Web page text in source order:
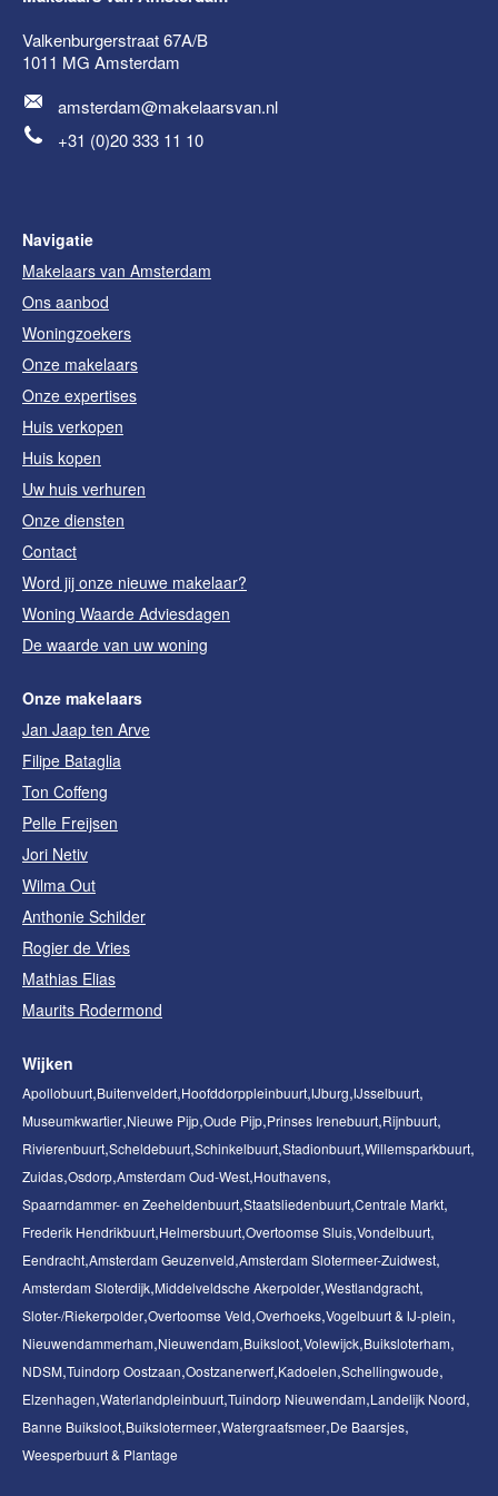
Valkenburgerstraat 67A/B
1011 MG Amsterdam
amsterdam@makelaarsvan.nl
+31 (0)20 333 11 10
Navigatie
Makelaars van Amsterdam
Ons aanbod
Woningzoekers
Onze makelaars
Onze expertises
Huis verkopen
Huis kopen
Uw huis verhuren
Onze diensten
Contact
Word jij onze nieuwe makelaar?
Woning Waarde Adviesdagen
De waarde van uw woning
Onze makelaars
Jan Jaap ten Arve
Filipe Bataglia
Ton Coffeng
Pelle Freijsen
Jori Netiv
Wilma Out
Anthonie Schilder
Rogier de Vries
Mathias Elias
Maurits Rodermond
Wijken
Apollobuurt Buitenveldert Hoofddorppleinbuurt IJburg IJsselbuurt
Museumkwartier Nieuwe Pijp Oude Pijp Prinses Irenebuurt Rijnbuurt
Rivierenbuurt Scheldebuurt Schinkelbuurt Stadionbuurt Willemsparkbuurt
Zuidas Osdorp Amsterdam Oud-West Houthavens
Spaarndammer- en Zeeheldenbuurt Staatsliedenbuurt Centrale Markt
Frederik Hendrikbuurt Helmersbuurt Overtoomse Sluis Vondelbuurt
Eendracht Amsterdam Geuzenveld Amsterdam Slotermeer-Zuidwest
Amsterdam Sloterdijk Middelveldsche Akerpolder Westlandgracht
Sloter-/Riekerpolder Overtoomse Veld Overhoeks Vogelbuurt & IJ-plein
Nieuwendammerham Nieuwendam Buiksloot Volewijck Buiksloterham
NDSM Tuindorp Oostzaan Oostzanerwerf Kadoelen Schellingwoude
Elzenhagen Waterlandpleinbuurt Tuindorp Nieuwendam Landelijk Noord
Banne Buiksloot Buikslotermeer Watergraafsmeer De Baarsjes
Weesperbuurt & Plantage